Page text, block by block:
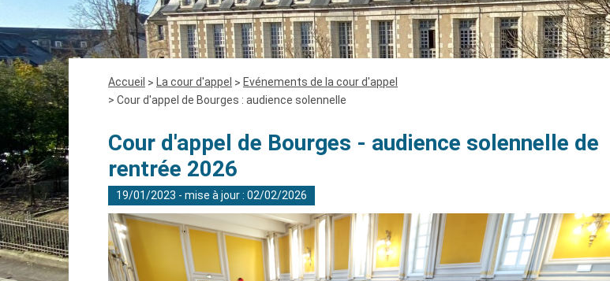
Fil
d'Ariane
Accueil La cour d'appel
Evénements de la cour d'appel
Cour d'appel de Bourges : audience solennelle
Cour d'appel de Bourges - audience solennelle de
rentrée 2026
19/01/2023 - mise à jour : 02/02/2026